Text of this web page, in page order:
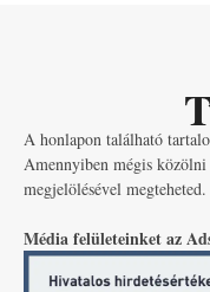
A honlapon található
Amennyiben mégis
megjelölésével megteheted.
Média felületeinket az